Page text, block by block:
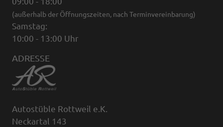
(außerhalb der Öffnungszeiten, nach Terminvereinbarung)
Samstag:
10:00 - 13:00 Uhr
ADRESSE
Autostüble Rottweil e.K.
Neckartal 143